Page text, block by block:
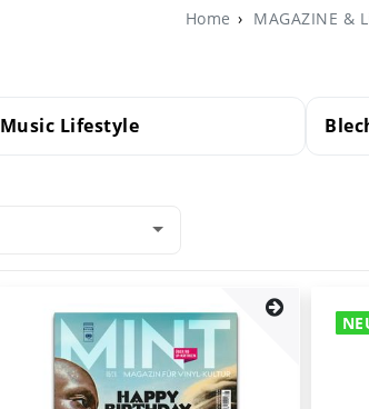
Home MAGAZINE &
Music Lifestyle